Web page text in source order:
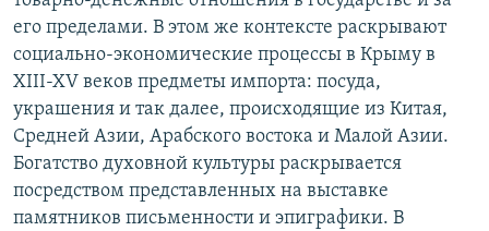
его пределами. В этом же контексте раскрывают
социально-экономические процессы в Крыму в
XIII-XV веков предметы импорта: посуда,
украшения и так далее, происходящие из Китая,
Средней Азии, Арабского востока и Малой Азии.
Богатство духовной культуры раскрывается
посредством представленных на выставке
памятников письменности и эпиграфики. В